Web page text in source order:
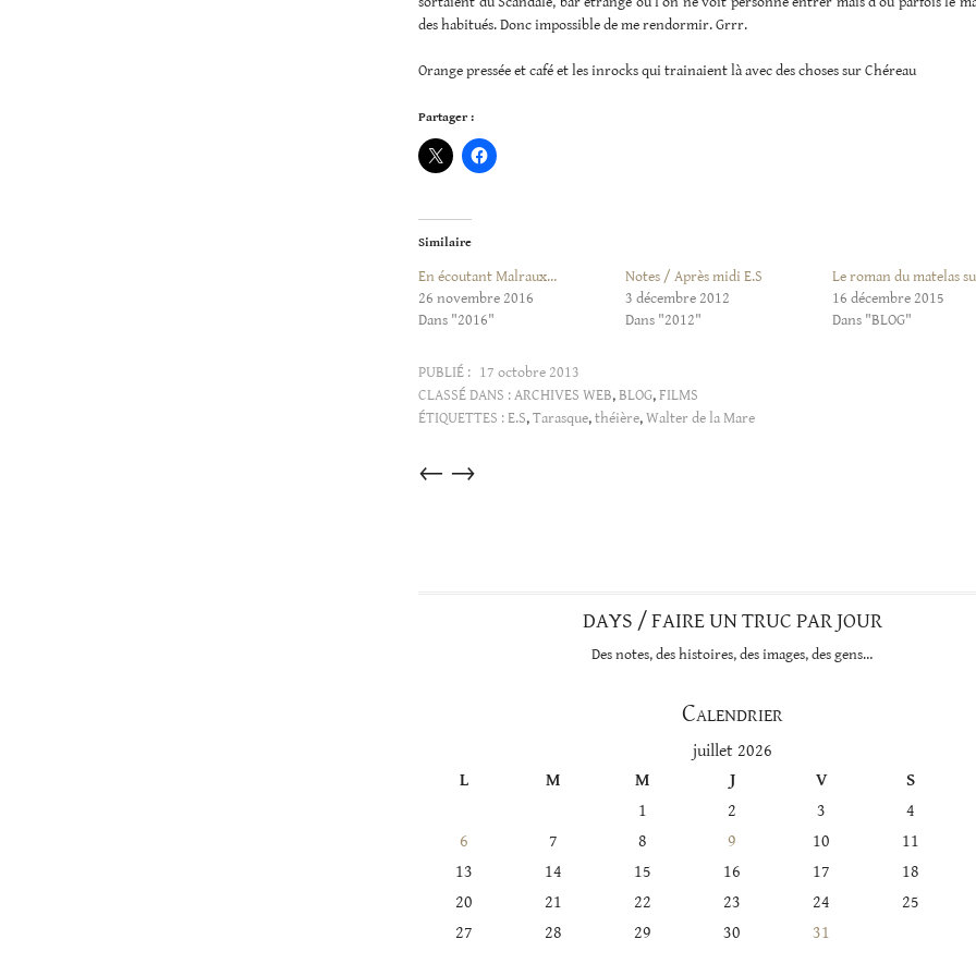
des habitués. Donc impossible de me rendormir. Grrr.
Orange pressée et café et les inrocks qui trainaient là avec des choses sur Chéreau
Partager :
Similaire
En écoutant Malraux…
26 novembre 2016
Dans "2016"
Notes / Après midi E.S
3 décembre 2012
Dans "2012"
Le roman du matelas
16 décembre 2015
Dans "BLOG"
PUBLIÉ : 17 octobre 2013
CLASSÉ DANS :ARCHIVES WEB,BLOG,FILMS
ÉTIQUETTES :E.S,Tarasque,théière,Walter de la Mare
Articles
→
←
DAYS / FAIRE UN TRUC PAR JOUR
Des notes, des histoires, des images, des gens…
Calendrier
juillet 2026
L
M M J V S
1
2 3 4
6
7 8 9 10 11
13
14 15 16 17 18
20
21 22 23 24 25
27
28 29 30 31